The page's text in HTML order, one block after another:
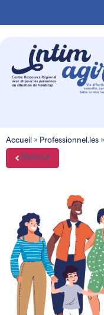
Accueil » Professionnel.les »
Retour